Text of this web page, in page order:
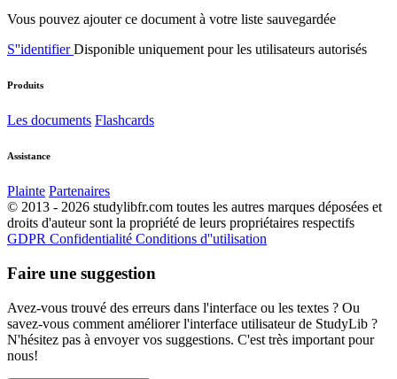
Vous pouvez ajouter ce document à votre liste sauvegardée
S''identifierDisponible uniquement pour les utilisateurs autorisés
Produits
Les documents Flashcards
Assistance
Plainte Partenaires
© 2013 - 2026 studylibfr.com toutes les autres marques déposées et
droits d'auteur sont la propriété de leurs propriétaires respectifs
GDPR Confidentialité Conditions d''utilisation
Faire une suggestion
Avez-vous trouvé des erreurs dans l'interface ou les textes ? Ou
savez-vous comment améliorer l'interface utilisateur de StudyLib ?
N'hésitez pas à envoyer vos suggestions. C'est très important pour
nous!